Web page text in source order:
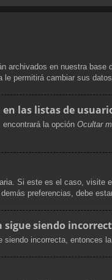
archivados en nuestra
permitirá cambiar sus
las listas de
la opción Ocultar
Si este es el caso,
preferencias, debe
sigue siendo
incorrecta, entonces